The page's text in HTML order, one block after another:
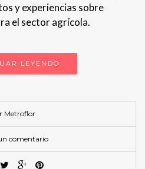
y experiencias sobre
el sector agrícola.
LEYENDO
Metroflor
comentario